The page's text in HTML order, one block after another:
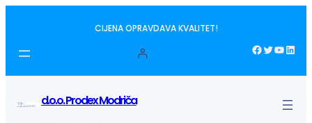
sadržaj
CIJENA OPRAVDAVA KVALITET!
Facebook Twitter YouTube LinkedIn
d.o.o. Prodex Modriča